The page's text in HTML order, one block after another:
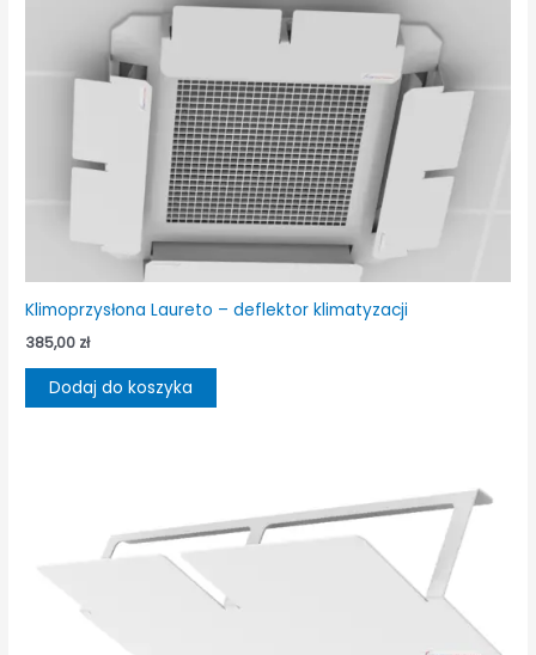
Klimoprzysłona Laureto – deflektor klimatyzacji
385,00 zł
Dodaj do koszyka